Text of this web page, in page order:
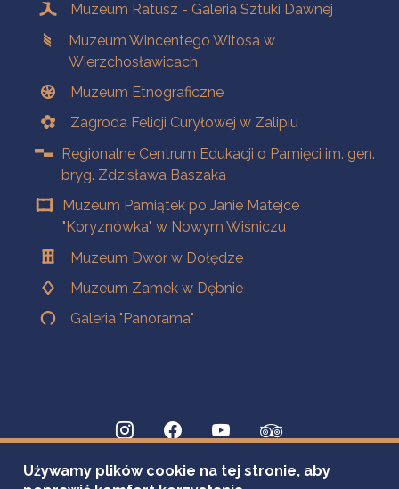
Muzeum Ratusz - Galeria Sztuki Dawnej
Muzeum Wincentego Witosa w
Wierzchosławicach
Muzeum Etnograficzne
Zagroda Felicji Curyłowej w Zalipiu
Regionalne Centrum Edukacji o Pamięci im. gen.
bryg. Zdzisława Baszaka
Muzeum Pamiątek po Janie Matejce
"Koryznówka" w Nowym Wiśniczu
Muzeum Dwór w Dołędze
Muzeum Zamek w Dębnie
Galeria "Panorama"
Używamy plików cookie na tej stronie, aby